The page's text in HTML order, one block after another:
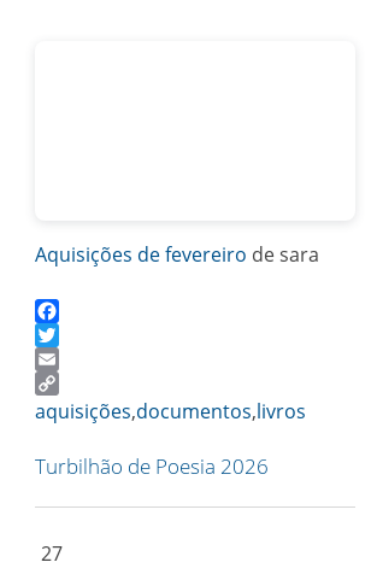
Aquisições de fevereiro de sara
Facebook
Twitter
Email
Copy
Link
aquisições,documentos,livros
Turbilhão de Poesia 2026
27